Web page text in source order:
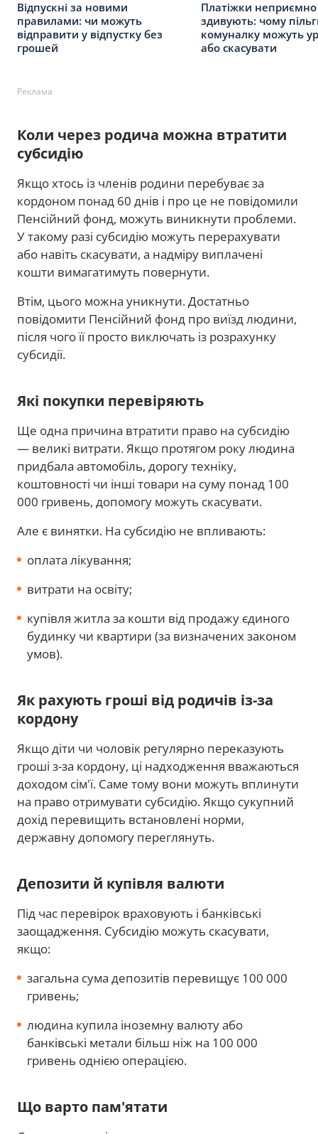
Відпускні за новими
правилами: чи можуть
відправити у відпустку без
грошей
Платіжки неприємно
здивують: чому
комуналку можуть
або скасувати
Реклама
Коли через родича можна втратити
субсидію
Якщо хтось із членів родини перебуває за
кордоном понад 60 днів і про це не повідомили
Пенсійний фонд, можуть виникнути проблеми.
У такому разі субсидію можуть перерахувати
або навіть скасувати, а надміру виплачені
кошти вимагатимуть повернути.
Втім, цього можна уникнути. Достатньо
повідомити Пенсійний фонд про виїзд людини,
після чого її просто виключать із розрахунку
субсидії.
Які покупки перевіряють
Ще одна причина втратити право на субсидію
— великі витрати. Якщо протягом року людина
придбала автомобіль, дорогу техніку,
коштовності чи інші товари на суму понад 100
000 гривень, допомогу можуть скасувати.
Але є винятки. На субсидію не впливають:
оплата лікування;
витрати на освіту;
купівля житла за кошти від продажу єдиного
будинку чи квартири (за визначених законом
умов).
Як рахують гроші від родичів із-за
кордону
Якщо діти чи чоловік регулярно переказують
гроші з-за кордону, ці надходження вважаються
доходом сім'ї. Саме тому вони можуть вплинути
на право отримувати субсидію. Якщо сукупний
дохід перевищить встановлені норми,
державну допомогу переглянуть.
Депозити й купівля валюти
Під час перевірок враховують і банківські
заощадження. Субсидію можуть скасувати,
якщо:
загальна сума депозитів перевищує 100 000
гривень;
людина купила іноземну валюту або
банківські метали більш ніж на 100 000
гривень однією операцією.
Що варто пам'ятати